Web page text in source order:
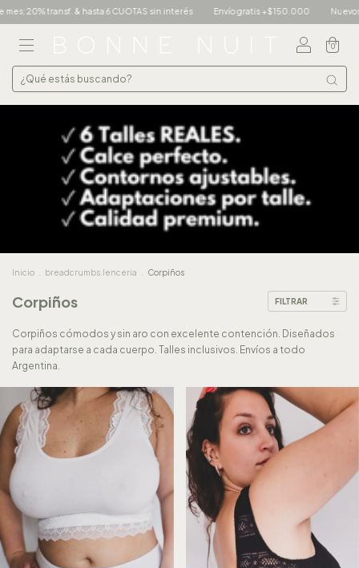
interés Envío gratis +$150.000 Nuevos ingresos! Este mes: 20% transf. &
0
Inicio breadcrumbs.lenceria Corpiños
Corpiños FILTRAR
Corpiños cómodos y sin aro con excelente contención. Diseñados
para adaptarse a cada cuerpo. Talles inclusivos. Envíos a todo
Argentina.